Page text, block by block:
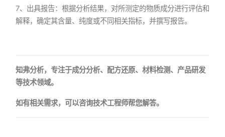
7、出具报告：根据分析结果，对所测定的物质成分进行评估和
解释，确定其含量、纯度或不同相关指标，并撰写报告。
知弗分析，专注于成分分析、配方还原、材料检测、产品研发
等技术领域。
如有相关需求，可以咨询技术工程师帮您解答。